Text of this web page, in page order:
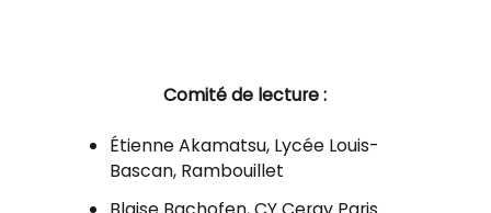
Comité de lecture :
Étienne Akamatsu, Lycée Louis-
Bascan, Rambouillet